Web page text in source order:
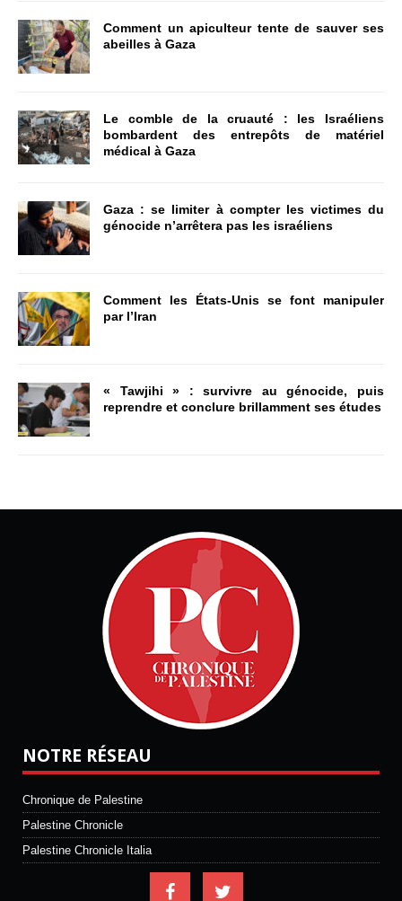
Comment un apiculteur tente de sauver ses
abeilles à Gaza
Le comble de la cruauté : les Israéliens
bombardent des entrepôts de matériel
médical à Gaza
Gaza : se limiter à compter les victimes du
génocide n’arrêtera pas les israéliens
Comment les États-Unis se font manipuler
par l’Iran
« Tawjihi » : survivre au génocide, puis
reprendre et conclure brillamment ses études
NOTRE RÉSEAU
Chronique de Palestine
Palestine Chronicle
Palestine Chronicle Italia